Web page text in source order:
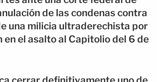
de las condenas contra
una milicia ultraderechista por
el asalto al Capitolio del 6 de